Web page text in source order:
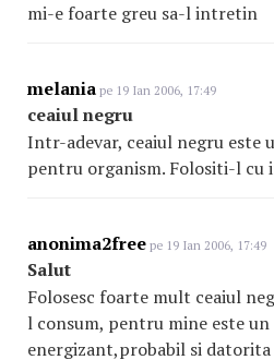
mi-e foarte greu sa-l intretin
melania pe 19 Ian 2006, 17:49
ceaiul negru
Intr-adevar, ceaiul negru este
pentru organism. Folositi-l cu
anonima2free pe 19 Ian 2006, 17:49
Salut
Folosesc foarte mult ceaiul
l consum, pentru mine este
energizant,probabil si